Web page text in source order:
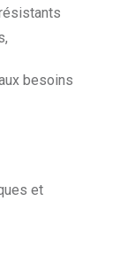
besoins
et